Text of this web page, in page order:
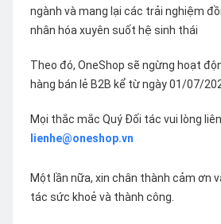
ngành và mang lại các trải nghiệm
nhân hóa xuyên suốt hệ sinh thái
Theo đó, OneShop sẽ ngừng hoạt
hàng bán lẻ B2B kể từ ngày 01/07/
Mọi thắc mắc Quý Đối tác vui lòng
lienhe@oneshop.vn
Một lần nữa, xin chân thành cảm ơn
tác sức khoẻ và thành công.